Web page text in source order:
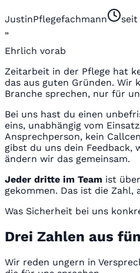
JustinPflegefachmann
seit
„
Ehrlich vorab
Zeitarbeit in der Pflege hat
das aus guten Gründen. Wir
Branche sprechen, nur für
Bei uns hast du einen
eins, unabhängig vom
Ansprechperson, kein
gibst du uns dein Feedback,
ändern wir das gemeinsam.
Jeder dritte im Team ist
gekommen. Das ist die Zahl,
Was Sicherheit bei uns
Drei Zahlen aus
Wir reden ungern in